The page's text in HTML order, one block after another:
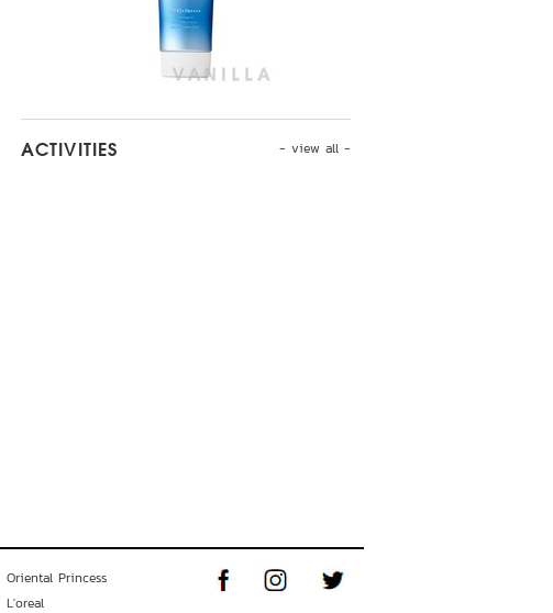
- view all -
ACTIVITIES
Oriental Princess
L'oreal